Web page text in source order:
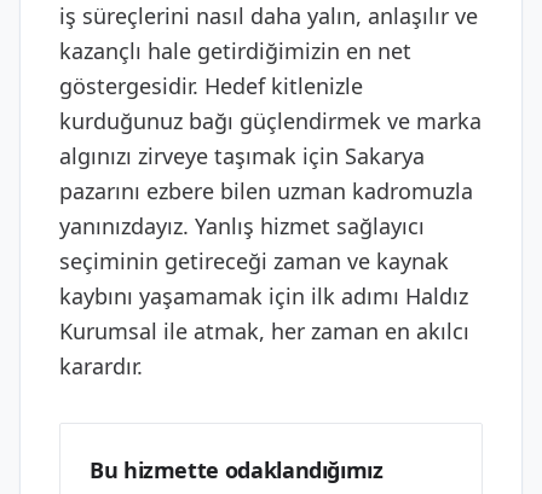
iş süreçlerini nasıl daha yalın, anlaşılır ve
kazançlı hale getirdiğimizin en net
göstergesidir. Hedef kitlenizle
kurduğunuz bağı güçlendirmek ve marka
algınızı zirveye taşımak için Sakarya
pazarını ezbere bilen uzman kadromuzla
yanınızdayız. Yanlış hizmet sağlayıcı
seçiminin getireceği zaman ve kaynak
kaybını yaşamamak için ilk adımı Haldız
Kurumsal ile atmak, her zaman en akılcı
karardır.
Bu hizmette odaklandığımız